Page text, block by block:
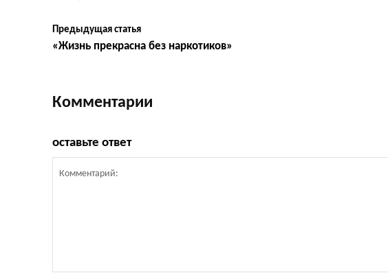
Предыдущая статья
«Жизнь прекрасна без наркотиков»
Комментарии
оставьте ответ